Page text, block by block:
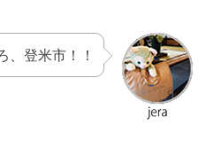
、登米市！！